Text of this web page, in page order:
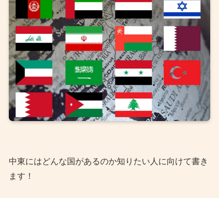
中東にはどんな国があるのか知りたい人に向けて書き
ます！